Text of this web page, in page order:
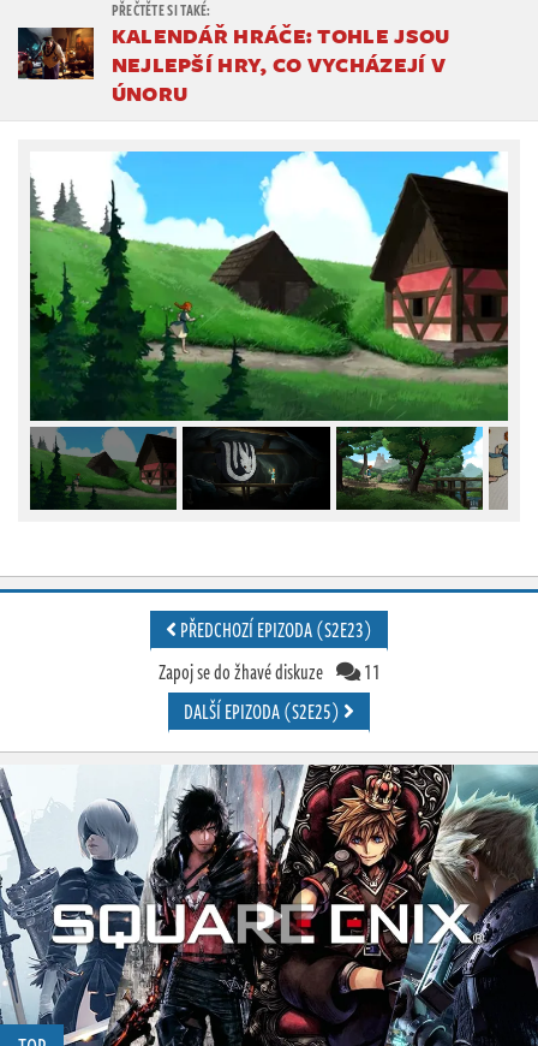
KALENDÁŘ HRÁČE: TOHLE JSOU
NEJLEPŠÍ HRY, CO VYCHÁZEJÍ V
ÚNORU
PŘEDCHOZÍ EPIZODA (S2E23)
Zapoj se do žhavé diskuze
11
DALŠÍ EPIZODA (S2E25)